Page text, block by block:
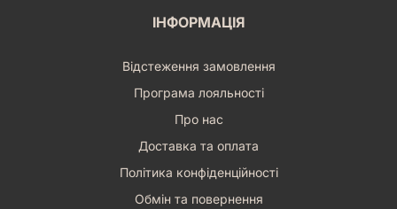
елементи фантастики, дії та драми.
близьких, які розділяють вашу любов до мальованих
історій, або ж прекрасним доповненням до вашої власної
бібліотеки. Він обіцяє не тільки розважити, але й надихнути,
змусити замислитися та залишити приємні спогади про
прочитане. Відкрийте для себе світ «Загін Х» вже сьогодні
та станьте свідком початку нової, захопливої епопеї, яка,
без сумніву, залишить помітний слід в історії українських
коміксів. Він занурює у вир подій з перших сторінок і
тримає в напрузі до самого кінця, залишаючи бажання
ІНФОРМАЦІЯ
Відстеження замовлення
Програма лояльності
Про нас
Доставка та оплата
Політика конфіденційності
Обмін та повернення